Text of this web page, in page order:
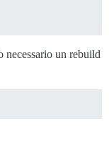
necessario un rebuild